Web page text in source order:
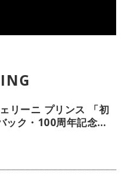
リーニ プリンス 「初
ック・100周年記念モ